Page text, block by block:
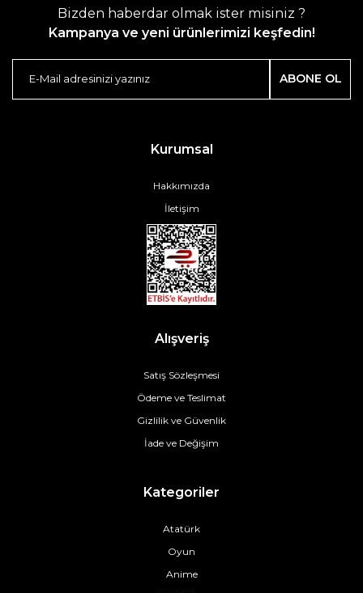
Bizden haberdar olmak ister misiniz ?
Kampanya ve yeni ürünlerimizi keşfedin!
ABONE OL
Kurumsal
Hakkımızda
İletişim
Alışveriş
Satış Sözleşmesi
Ödeme ve Teslimat
Gizlilik ve Güvenlik
İade ve Değişim
Kategoriler
Atatürk
Oyun
Anime